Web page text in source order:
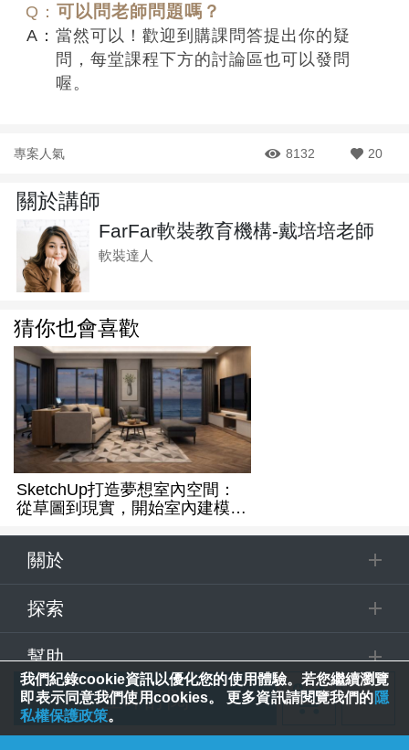
可以問老師問題嗎？
當然可以！歡迎到購課問答提出你的疑
問，每堂課程下方的討論區也可以發問
喔。
專案人氣 8132 20
關於講師
FarFar軟裝教育機構-戴培培老師
軟裝達人
猜你也會喜歡
SketchUp打造夢想室內空間：
從草圖到現實，開始室內建模之
立即訂閱
關於
探索
幫助
追蹤
我們紀錄cookie資訊以優化您的使用體驗。若您繼續瀏覽
即表示同意我們使用cookies。 更多資訊請閱覽我們的隱
私權保護政策。